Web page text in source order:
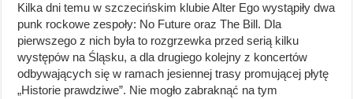
Kilka dni temu w szczecińskim klubie Alter Ego wystąpiły dwa
punk rockowe zespoły: No Future oraz The Bill. Dla
pierwszego z nich była to rozgrzewka przed serią kilku
występów na Śląsku, a dla drugiego kolejny z koncertów
odbywających się w ramach jesiennej trasy promującej płytę
„Historie prawdziwe”. Nie mogło zabraknąć na tym